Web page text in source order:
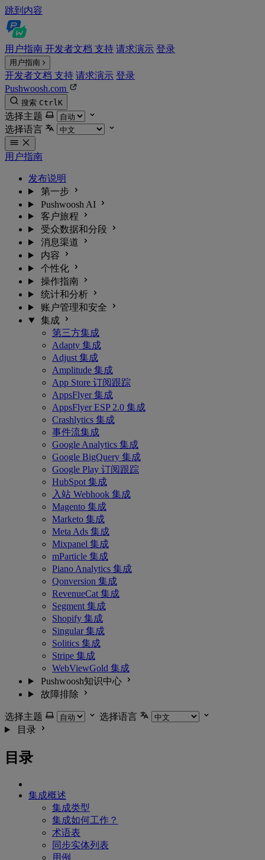
跳到内容
用户指南 开发者文档 支持 请求演示 登录
用户指南
开发者文档 支持 请求演示 登录
Pushwoosh.com
搜索 CtrlK
选择主题
选择语言
用户指南
发布说明
第一步
Pushwoosh AI
客户旅程
受众数据和分段
消息渠道
内容
个性化
操作指南
统计和分析
账户管理和安全
集成
第三方集成
Adapty 集成
Adjust 集成
Amplitude 集成
App Store 订阅跟踪
AppsFlyer 集成
AppsFlyer ESP 2.0 集成
Crashlytics 集成
事件流集成
Google Analytics 集成
Google BigQuery 集成
Google Play 订阅跟踪
HubSpot 集成
入站 Webhook 集成
Magento 集成
Marketo 集成
Meta Ads 集成
Mixpanel 集成
mParticle 集成
Piano Analytics 集成
Qonversion 集成
RevenueCat 集成
Segment 集成
Shopify 集成
Singular 集成
Solitics 集成
Stripe 集成
WebViewGold 集成
Pushwoosh知识中心
故障排除
选择主题
选择语言
目录
目录
集成概述
集成类型
集成如何工作？
术语表
同步实体列表
用例